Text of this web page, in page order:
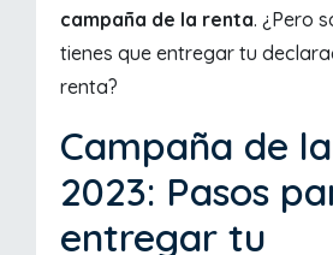
campaña de la renta. ¿Pero
tienes que entregar tu
renta?
Campaña de
2023: Pasos
entregar tu